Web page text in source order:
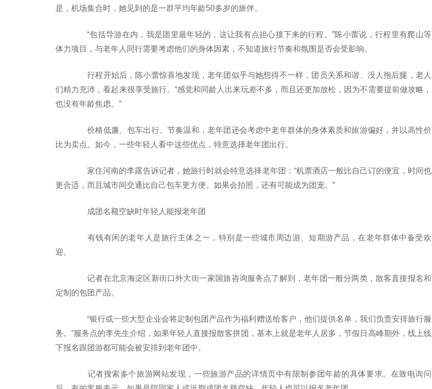
是，机场集合时，她见到的是一群平均年龄50多岁的旅伴。
“包括导游在内，我是团里最年轻的，这让我有点担心接下来的行程。”陈小蕾说，行程里有爬山等
体力项目，与老年人同行需要考虑他们的身体因素，不知道旅行节奏和氛围是否会受影响。
行程开始后，陈小蕾惊喜地发现，老年团似乎与她想得不一样，团员关系和谐、没人拖后腿，老人
们精力充沛，看起来很享受旅行。“感觉和同龄人出来玩差不多，而且还更加放松，因为不需要提前做攻略，
也没有年龄焦虑。”
价格低廉、包车出行、节奏温和，老年团还会考虑中老年群体的身体素质和旅游偏好，并以高性价
比为卖点。如今，一些年轻人看中这些优点，特意选择老年团出行。
家住河南的李露告诉记者，她旅行时就会特意选择老年团：“机票酒店一般比自己订的便宜，时间也
更合适，而且城市间交通比自己包车更方便。如果会拍照，还有可能成为团宠。”
成团名额空缺时年轻人能报老年团
有钱有闲的老年人是旅行主体之一，特别是一些城市周边游、短期游产品，在老年群体中备受欢
迎。
记者在北京海淀区新街口外大街一家国旅咨询服务点了解到，老年团一般分两类，散客直接报名和
定制的包团产品。
“银行或一些大型企业会将定制包团产品作为福利赠送给客户，他们提供名单，我们负责安排旅行服
务。”服务点的李先生介绍，如果年轻人直接报散客拼团，基本上就是老年人居多，节假日高峰期外，线上线
下报名跟团游都可能会被安排到老年团中。
记者搜索多个旅游网站发现，一些旅游产品的详情页中有限制参团年龄的具体要求。在致电询问